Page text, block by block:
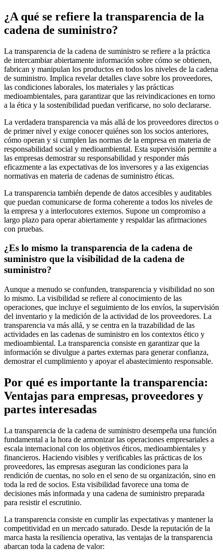
¿A qué se refiere la transparencia de la
cadena de suministro?
La transparencia de la cadena de suministro se refiere a la práctica
de intercambiar abiertamente información sobre cómo se obtienen,
fabrican y manipulan los productos en todos los niveles de la cadena
de suministro. Implica revelar detalles clave sobre los proveedores,
las condiciones laborales, los materiales y las prácticas
medioambientales, para garantizar que las reivindicaciones en torno
a la ética y la sostenibilidad puedan verificarse, no solo declararse.
La verdadera transparencia va más allá de los proveedores directos o
de primer nivel y exige conocer quiénes son los socios anteriores,
cómo operan y si cumplen las normas de la empresa en materia de
responsabilidad social y medioambiental. Esta supervisión permite a
las empresas demostrar su responsabilidad y responder más
eficazmente a las expectativas de los inversores y a las exigencias
normativas en materia de cadenas de suministro éticas.
La transparencia también depende de datos accesibles y auditables
que puedan comunicarse de forma coherente a todos los niveles de
la empresa y a interlocutores externos. Supone un compromiso a
largo plazo para operar abiertamente y respaldar las afirmaciones
con pruebas.
¿Es lo mismo la transparencia de la cadena de
suministro que la visibilidad de la cadena de
suministro?
Aunque a menudo se confunden, transparencia y visibilidad no son
lo mismo. La visibilidad se refiere al conocimiento de las
operaciones, que incluye el seguimiento de los envíos, la supervisión
del inventario y la medición de la actividad de los proveedores. La
transparencia va más allá, y se centra en la trazabilidad de las
actividades en las cadenas de suministro en los contextos ético y
medioambiental. La transparencia consiste en garantizar que la
información se divulgue a partes externas para generar confianza,
demostrar el cumplimiento y apoyar el abastecimiento responsable.
Por qué es importante la transparencia:
Ventajas para empresas, proveedores y
partes interesadas
La transparencia de la cadena de suministro desempeña una función
fundamental a la hora de armonizar las operaciones empresariales a
escala internacional con los objetivos éticos, medioambientales y
financieros. Haciendo visibles y verificables las prácticas de los
proveedores, las empresas aseguran las condiciones para la
rendición de cuentas, no solo en el seno de su organización, sino en
toda la red de socios. Esta visibilidad favorece una toma de
decisiones más informada y una cadena de suministro preparada
para resistir el escrutinio.
La transparencia consiste en cumplir las expectativas y mantener la
competitividad en un mercado saturado. Desde la reputación de la
marca hasta la resiliencia operativa, las ventajas de la transparencia
abarcan toda la cadena de valor: